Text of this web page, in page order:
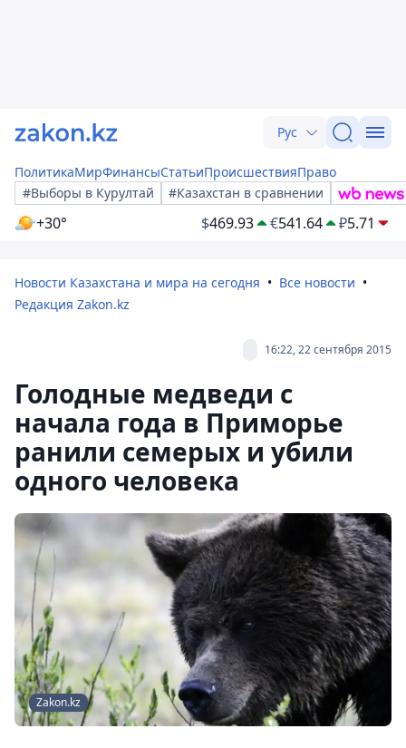
Рус
ПолитикаМирФинансыСтатьиПроисшествияПраво
#Выборы в Курултай
#Казахстан в сравнении
+30° $469.93 €541.64 ₽5.71
Новости Казахстана и мира на сегодня
Все новости
Редакция Zakon.kz
16:22, 22 сентября 2015
Голодные медведи с
начала года в Приморье
ранили семерых и убили
одного человека
Zakon.kz